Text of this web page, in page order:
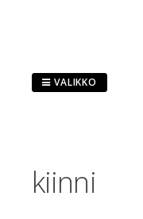
VALIKKO
kiinni